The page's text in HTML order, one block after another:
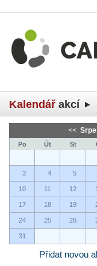
Kalendář akcí
<<
Po Út St
3 4 5
10 11 12
17 18 19
24 25 26
31
Přidat novou